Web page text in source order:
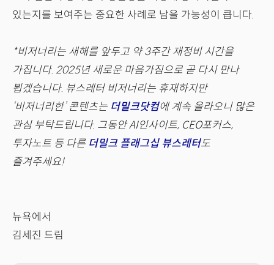
있는지를 보여주는 중요한 사례로 남을 가능성이 큽니다.
*비저너리는 새해를 앞두고 약 3주간 재정비 시간을
가집니다. 2025년 새로운 마음가짐으로 곧 다시 만나
뵙겠습니다. 뷰스레터 비저너리는 휴재하지만
‘비저너리한’ 콘텐츠는 더밀크닷컴에 계속 올라오니 많은
관심 부탁드립니다. 그동안 AI인사이트, CEO포커스,
투자노트 등 다른 더밀크 플래그십 뷰스레터도
즐겨주세요!
뉴욕에서
김세진 드림